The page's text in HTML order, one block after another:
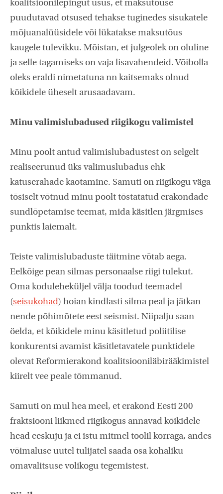
koalitsioonilepingut usus, et maksutõuse
puudutavad otsused tehakse tuginedes sisukatele
mõjuanalüüsidele või lükatakse maksutõus
kaugele tulevikku. Mõistan, et julgeolek on oluline
ja selle tagamiseks on vaja lisavahendeid. Võibolla
oleks eraldi nimetatuna nn kaitsemaks olnud
kõikidele üheselt arusaadavam.
Minu valimislubadused riigikogu valimistel
Minu poolt antud valimislubadustest on selgelt
realiseerunud üks valimuslubadus ehk
katuserahade kaotamine. Samuti on riigikogu väga
tõsiselt võtnud minu poolt tõstatatud erakondade
sundlõpetamise teemat, mida käsitlen järgmises
punktis laiemalt.
Teiste valimislubaduste täitmine võtab aega.
Eelkõige pean silmas personaalse riigi tulekut.
Oma koduleheküljel välja toodud teemadel
(seisukohad) hoian kindlasti silma peal ja jätkan
nende põhimõtete eest seismist. Niipalju saan
öelda, et kõikidele minu käsitletud poliitilise
konkurentsi avamist käsitletavatele punktidele
olevat Reformierakond koalitsiooniläbirääkimistel
kiirelt vee peale tõmmanud.
Samuti on mul hea meel, et erakond Eesti 200
fraktsiooni liikmed riigikogus annavad kõikidele
head eeskuju ja ei istu mitmel toolil korraga, andes
võimaluse uutel tulijatel saada osa kohaliku
omavalitsuse volikogu tegemistest.